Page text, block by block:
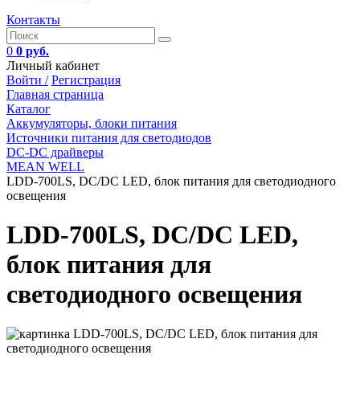
Контакты
0 0 руб.
Личный кабинет
Войти / Регистрация
Главная страница
Каталог
Аккумуляторы, блоки питания
Источники питания для светодиодов
DC-DC драйверы
MEAN WELL
LDD-700LS, DC/DC LED, блок питания для светодиодного
освещения
LDD-700LS, DC/DC LED,
блок питания для
светодиодного освещения